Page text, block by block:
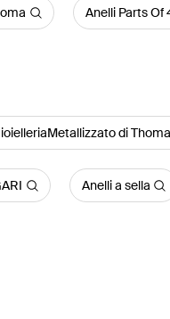
Anelli Parts Of
di
Anelli a sella